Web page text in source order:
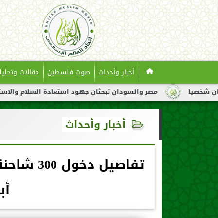
أخبار وأحداث صوت فلسطين مقالات
مصر والسودان تبحثان جهود استعادة السلام والاستقرار في
أخبار وأحداث